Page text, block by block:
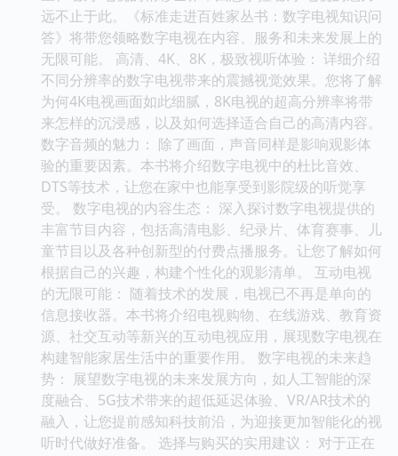
远不止于此。《标准走进百姓家丛书：数字电视知识问
答》将带您领略数字电视在内容、服务和未来发展上的
无限可能。 高清、4K、8K，极致视听体验： 详细介绍
不同分辨率的数字电视带来的震撼视觉效果。您将了解
为何4K电视画面如此细腻，8K电视的超高分辨率将带
来怎样的沉浸感，以及如何选择适合自己的高清内容。
数字音频的魅力： 除了画面，声音同样是影响观影体
验的重要因素。本书将介绍数字电视中的杜比音效、
DTS等技术，让您在家中也能享受到影院级的听觉享
受。 数字电视的内容生态： 深入探讨数字电视提供的
丰富节目内容，包括高清电影、纪录片、体育赛事、儿
童节目以及各种创新型的付费点播服务。让您了解如何
根据自己的兴趣，构建个性化的观影清单。 互动电视
的无限可能： 随着技术的发展，电视已不再是单向的
信息接收器。本书将介绍电视购物、在线游戏、教育资
源、社交互动等新兴的互动电视应用，展现数字电视在
构建智能家居生活中的重要作用。 数字电视的未来趋
势： 展望数字电视的未来发展方向，如人工智能的深
度融合、5G技术带来的超低延迟体验、VR/AR技术的
融入，让您提前感知科技前沿，为迎接更加智能化的视
听时代做好准备。 选择与购买的实用建议： 对于正在